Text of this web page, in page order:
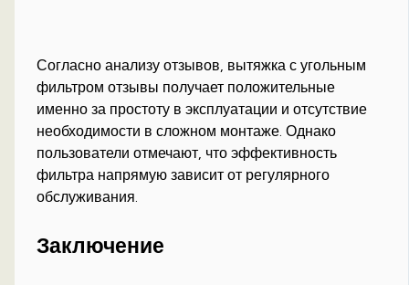
Согласно анализу отзывов, вытяжка с угольным
фильтром отзывы получает положительные
именно за простоту в эксплуатации и отсутствие
необходимости в сложном монтаже. Однако
пользователи отмечают, что эффективность
фильтра напрямую зависит от регулярного
обслуживания.
Заключение